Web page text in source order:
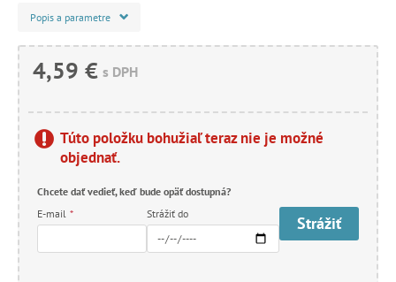
Popis a parametre
4,59 € s DPH
Túto položku bohužiaľ teraz nie je možné
objednať.
Chcete dať vedieť, keď bude opäť dostupná?
E-mail * Strážiť do Strážiť